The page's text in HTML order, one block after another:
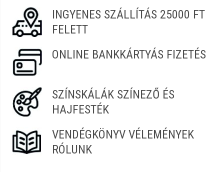
INGYENES SZÁLLÍTÁS 25000 FT
FELETT
ONLINE BANKKÁRTYÁS FIZETÉS
SZÍNSKÁLÁK SZÍNEZŐ ÉS
HAJFESTÉK
VENDÉGKÖNYV VÉLEMÉNYEK
RÓLUNK